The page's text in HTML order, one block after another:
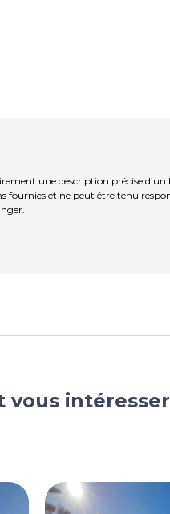
une description précise
et ne peut être tenu
vous intéresser